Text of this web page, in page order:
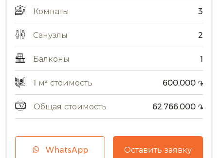
Комнаты 3
Санузлы 2
Балконы 1
1 м² стоимость 600.000 ֏
Общая стоимость 62.766.000 ֏
WhatsApp Оставить заявку